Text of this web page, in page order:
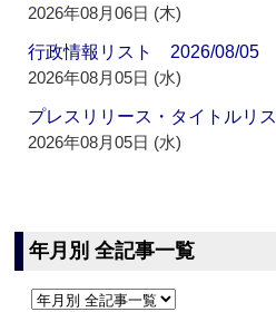
2026年08月06日 (木)
行政情報リスト 2026/08/05
2026年08月05日 (水)
プレスリリース・タイトルリ
2026年08月05日 (水)
年月別 全記事一覧